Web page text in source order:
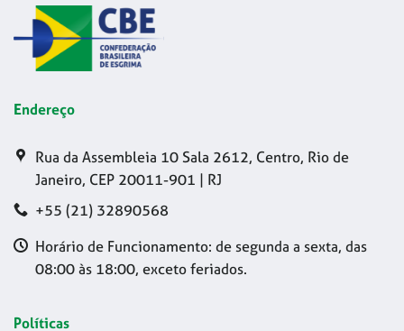
Endereço
Rua da Assembleia 10 Sala 2612, Centro, Rio de
Janeiro, CEP 20011-901 | RJ
+55 (21) 32890568
Horário de Funcionamento: de segunda a sexta, das
08:00 às 18:00, exceto feriados.
Políticas